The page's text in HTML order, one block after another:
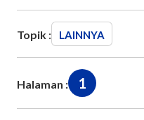
Topik : LAINNYA
Halaman : 1